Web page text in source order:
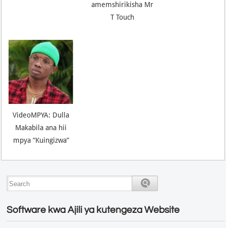
amemshirikisha Mr
T Touch
VideoMPYA: Dulla
Makabila ana hii
mpya “Kuingizwa”
Software kwa Ajili ya kutengeza Website